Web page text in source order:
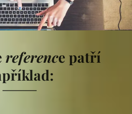
reference patří